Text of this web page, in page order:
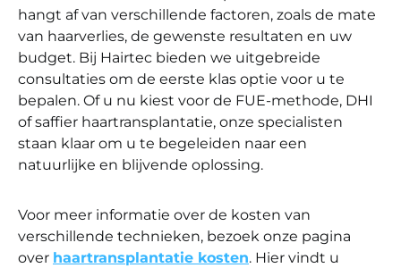
hangt af van verschillende factoren, zoals de mate
van haarverlies, de gewenste resultaten en uw
budget. Bij Hairtec bieden we uitgebreide
consultaties om de eerste klas optie voor u te
bepalen. Of u nu kiest voor de FUE-methode, DHI
of saffier haartransplantatie, onze specialisten
staan klaar om u te begeleiden naar een
natuurlijke en blijvende oplossing.
Voor meer informatie over de kosten van
verschillende technieken, bezoek onze pagina
over haartransplantatie kosten. Hier vindt u